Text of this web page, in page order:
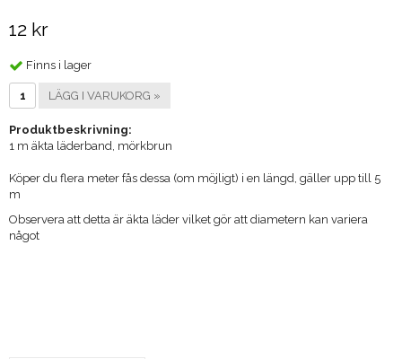
12 kr
Finns i lager
LÄGG I VARUKORG »
Produktbeskrivning:
1 m äkta läderband, mörkbrun
Köper du flera meter fås dessa (om möjligt) i en längd, gäller upp till 5
m
Observera att detta är äkta läder vilket gör att diametern kan variera
något